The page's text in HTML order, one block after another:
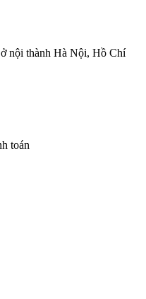
nội thành Hà Nội, Hồ Chí
toán